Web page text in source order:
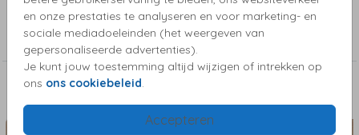
en onze prestaties te analyseren en voor marketing- en
sociale mediadoeleinden (het weergeven van
gepersonaliseerde advertenties).
Je kunt jouw toestemming altijd wijzigen of intrekken op
ons ons cookiebeleid.
Accepteren
Collectie
Sluitzegels - trouwen